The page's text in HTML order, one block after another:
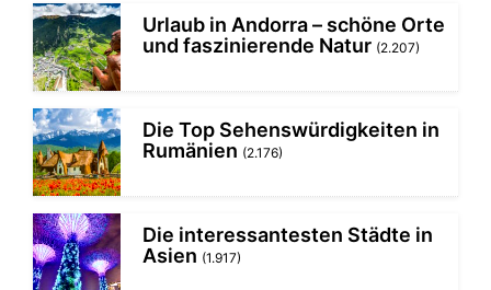
Urlaub in Andorra – schöne Orte
und faszinierende Natur (2.207)
Die Top Sehenswürdigkeiten in
Rumänien (2.176)
Die interessantesten Städte in
Asien (1.917)